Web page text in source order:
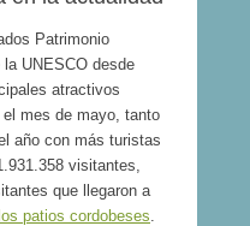
Patrimonio
UNESCO desde
atractivos
mes de mayo, tanto
año con más turistas
visitantes,
que llegaron a
patios cordobeses